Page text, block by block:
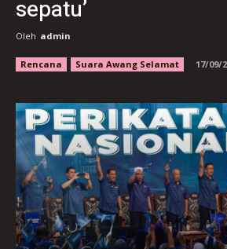
sepatu’
Oleh admin
Rencana Suara Awang Selamat 17/09/